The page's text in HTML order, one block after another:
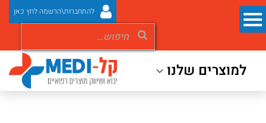
להתחברות\הרשמה לחץ כאן
למוצרים שלנו